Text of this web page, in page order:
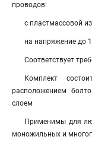
проводов:
с пластмассовой
на напряжение до
Соответствует
Комплект
расположением
слоем
Применимы для
моножильных и